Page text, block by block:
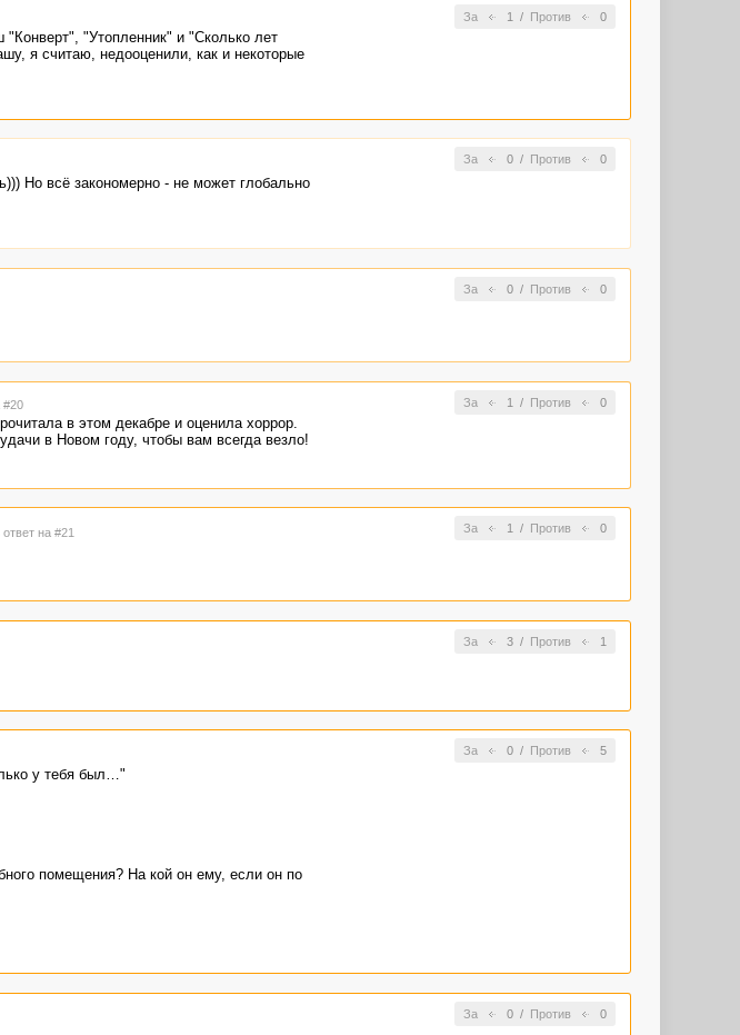
За 1 / Против 0
"Утопленник" и "Сколько лет
я считаю, недооценили, как и некоторые
За 0/ Против 0
Но всё закономерно - не может глобально
За 0/ Против 0
За 1 / Против 0
#20
в этом декабре и оценила хоррор.
в Новом году, чтобы вам всегда везло!
За 1 / Против 0
ответ на #21
За 3/ Против 1
За 0/ Против 5
у тебя был…"
помещения? На кой он ему, если он по
За 0/ Против 0